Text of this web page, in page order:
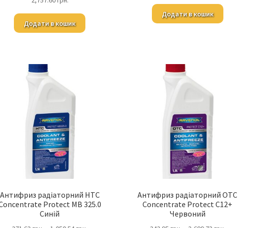
Додати в кошик
Додати в кошик
Антифриз радіаторний HTC
Protect MB 325.0
Синій
Антифриз радіаторний OTC
Concentrate Protect C12+
Червоний